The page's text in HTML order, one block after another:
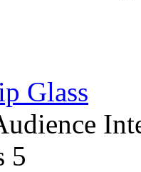
Glass
5